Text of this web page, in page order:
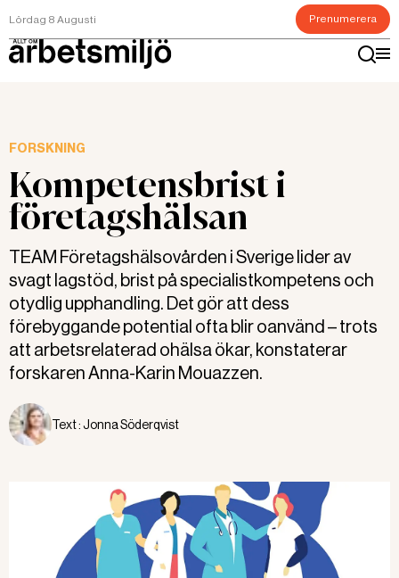
Lördag 8 Augusti Prenumerera
FORSKNING
Kompetensbrist i
företagshälsan
TEAM Företagshälsovården i Sverige lider av
svagt lagstöd, brist på specialistkompetens och
otydlig upphandling. Det gör att dess
förebyggande potential ofta blir oanvänd – trots
att arbetsrelaterad ohälsa ökar, konstaterar
forskaren Anna-Karin Mouazzen.
Text :Jonna Söderqvist